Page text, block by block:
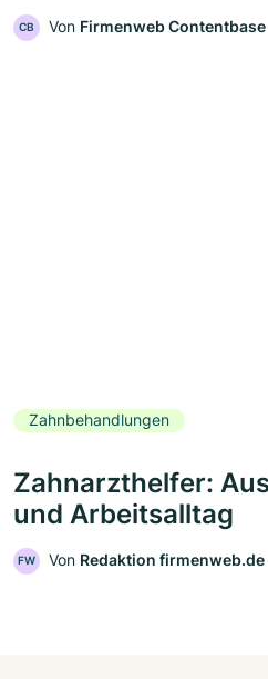
CB Von Firmenweb Contentbase
Zahnbehandlungen
Zahnarzthelfer:
und Arbeitsalltag
FW Von Redaktion firmenweb.de